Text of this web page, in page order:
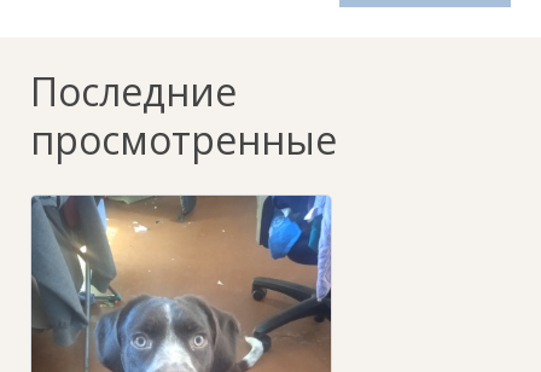
Последние
просмотренные